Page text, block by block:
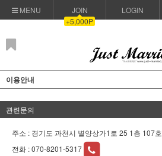
MENU
JOIN
+5,000P
LOGIN
이용안내
관련문의
주소 : 경기도 과천시 별양상가1로 25 1층 107호
전화 :070-8201-5317